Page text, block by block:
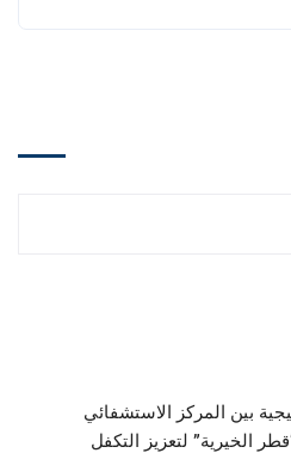
بين المركز الاستشفائي
الخيرية” لتعزيز التكفل